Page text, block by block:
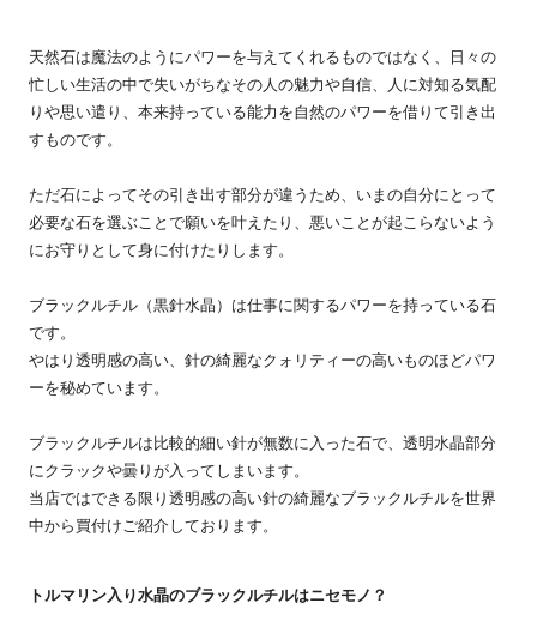
天然石は魔法のようにパワーを与えてくれるものではなく、日々の
忙しい生活の中で失いがちなその人の魅力や自信、人に対知る気配
りや思い遣り、本来持っている能力を自然のパワーを借りて引き出
すものです。
ただ石によってその引き出す部分が違うため、いまの自分にとって
必要な石を選ぶことで願いを叶えたり、悪いことが起こらないよう
にお守りとして身に付けたりします。
ブラックルチル（黒針水晶）は仕事に関するパワーを持っている石
です。
やはり透明感の高い、針の綺麗なクォリティーの高いものほどパワ
ーを秘めています。
ブラックルチルは比較的細い針が無数に入った石で、透明水晶部分
にクラックや曇りが入ってしまいます。
当店ではできる限り透明感の高い針の綺麗なブラックルチルを世界
中から買付けご紹介しております。
トルマリン入り水晶のブラックルチルはニセモノ？